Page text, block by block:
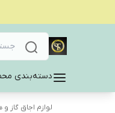
دسته‌بندی
لوازم اجاق گاز